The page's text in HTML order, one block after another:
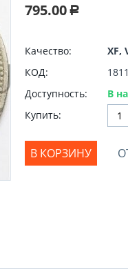
795.00 Р
Качество:
XF,
КОД:
Доступность:
В
Купить:
В КОРЗИНУ